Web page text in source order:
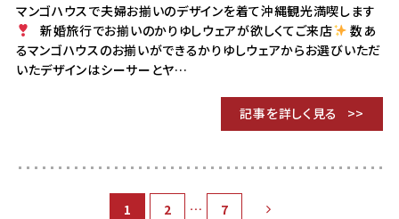
マンゴハウスで夫婦お揃いのデザインを着て沖縄観光満喫します
新婚旅行でお揃いのかりゆしウェアが欲しくてご来店
数あ
るマンゴハウスのお揃いができるかりゆしウェアからお選びいただ
いたデザインはシーサーとヤ…
記事を詳しく見る
1 2 … 7